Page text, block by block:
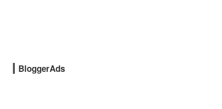
BloggerAds